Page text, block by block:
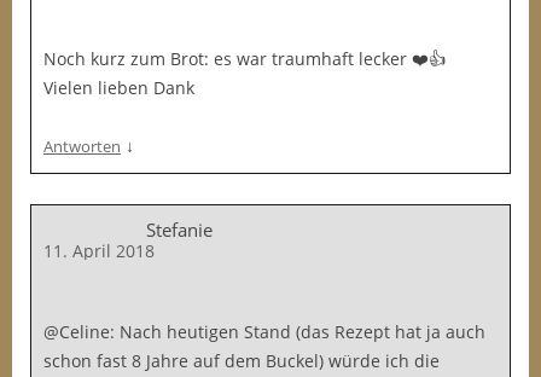
Noch kurz zum Brot: es war traumhaft lecker ❤️👍
Vielen lieben Dank
Antworten ↓
Stefanie
11. April 2018
@Celine: Nach heutigen Stand (das Rezept hat ja auch
schon fast 8 Jahre auf dem Buckel) würde ich die